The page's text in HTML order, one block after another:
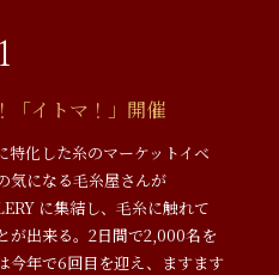
「イトマ！」開催
特化した糸のマーケットイベ
気になる毛糸屋さんが
に集結し、毛糸に触れて
が出来る。2日間で2,000名を
今年で6回目を迎え、ますます